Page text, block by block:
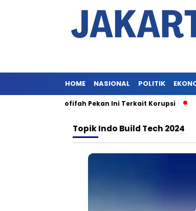
HOME NASIONAL POLITIK
Khofifah Pekan Ini Terkait Korupsi
TopikIndo Build Tech 2024